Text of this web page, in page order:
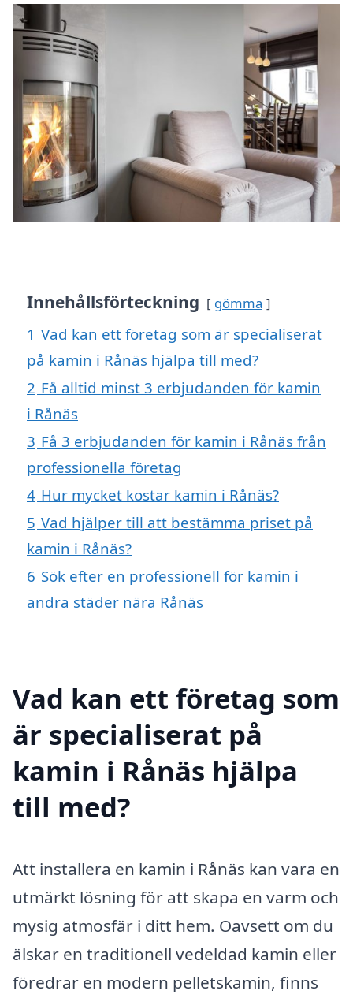
Innehållsförteckning gömma
1 Vad kan ett företag som är specialiserat
på kamin i Rånäs hjälpa till med?
2 Få alltid minst 3 erbjudanden för kamin
i Rånäs
3 Få 3 erbjudanden för kamin i Rånäs från
professionella företag
4 Hur mycket kostar kamin i Rånäs?
5 Vad hjälper till att bestämma priset på
kamin i Rånäs?
6 Sök efter en professionell för kamin i
andra städer nära Rånäs
Vad kan ett företag som
är specialiserat på
kamin i Rånäs hjälpa
till med?
Att installera en kamin i Rånäs kan vara en
utmärkt lösning för att skapa en varm och
mysig atmosfär i ditt hem. Oavsett om du
älskar en traditionell vedeldad kamin eller
föredrar en modern pelletskamin, finns